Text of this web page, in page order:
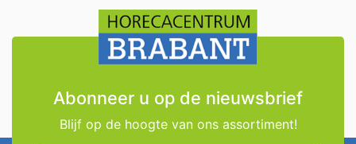
Abonneer u op de nieuwsbrief
Blijf op de hoogte van ons assortiment!